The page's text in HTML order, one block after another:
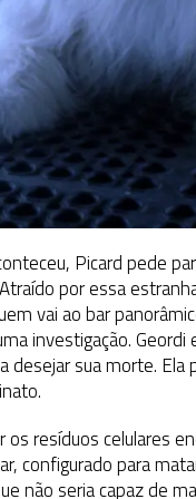
Picard pede
por essa
vai ao bar
investigação.
sua morte.
resíduos celulares
configurado para
não seria capaz de